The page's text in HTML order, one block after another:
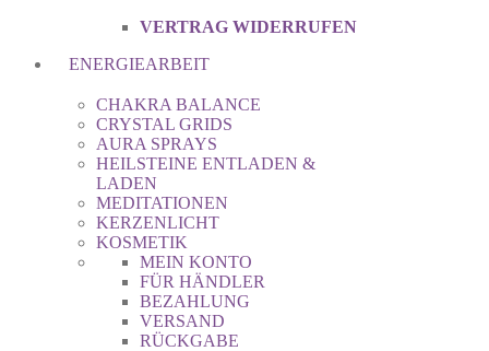
VERTRAG WIDERRUFEN
ENERGIEARBEIT
CHAKRA BALANCE
CRYSTAL GRIDS
AURA SPRAYS
HEILSTEINE ENTLADEN &
LADEN
MEDITATIONEN
KERZENLICHT
KOSMETIK
MEIN KONTO
FÜR HÄNDLER
BEZAHLUNG
VERSAND
RÜCKGABE